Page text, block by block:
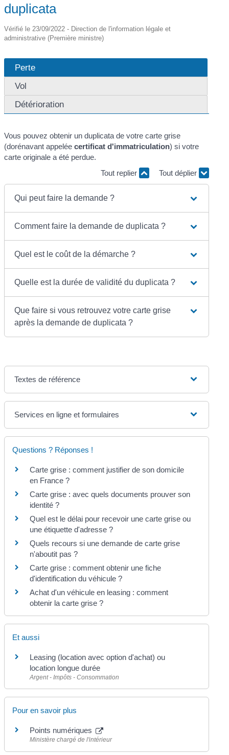
duplicata
Vérifié le 23/09/2022 - Direction de l'information légale et
administrative (Première ministre)
Perte
Vol
Détérioration
Vous pouvez obtenir un duplicata de votre carte grise
(dorénavant appeléecertificat d'immatriculation) si votre
carte originale a été perdue.
Tout replier
Tout déplier
Qui peut faire la demande ?
Comment faire la demande de duplicata ?
Quel est le coût de la démarche ?
Quelle est la durée de validité du duplicata ?
Que faire si vous retrouvez votre carte grise
après la demande de duplicata ?
Textes de référence
Services en ligne et formulaires
Questions ? Réponses !
Carte grise : comment justifier de son domicile
en France ?
Carte grise : avec quels documents prouver son
identité ?
Quel est le délai pour recevoir une carte grise ou
une étiquette d'adresse ?
Quels recours si une demande de carte grise
n'aboutit pas ?
Carte grise : comment obtenir une fiche
d'identification du véhicule ?
Achat d'un véhicule en leasing : comment
obtenir la carte grise ?
Et aussi
Leasing (location avec option d'achat) ou
location longue durée
Argent - Impôts - Consommation
Pour en savoir plus
Points numériques
Ministère chargé de l'intérieur